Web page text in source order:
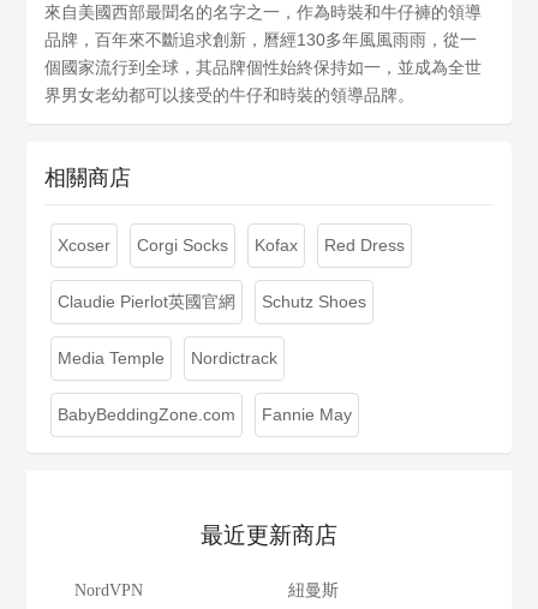
來自美國西部最聞名的名字之一，作為時裝和牛仔褲的領導
品牌，百年來不斷追求創新，曆經130多年風風雨雨，從一
個國家流行到全球，其品牌個性始終保持如一，並成為全世
界男女老幼都可以接受的牛仔和時裝的領導品牌。
相關商店
Xcoser Corgi Socks Kofax Red Dress
Claudie Pierlot英國官網 Schutz Shoes
Media Temple Nordictrack
BabyBeddingZone.com Fannie May
最近更新商店
NordVPN 紐曼斯